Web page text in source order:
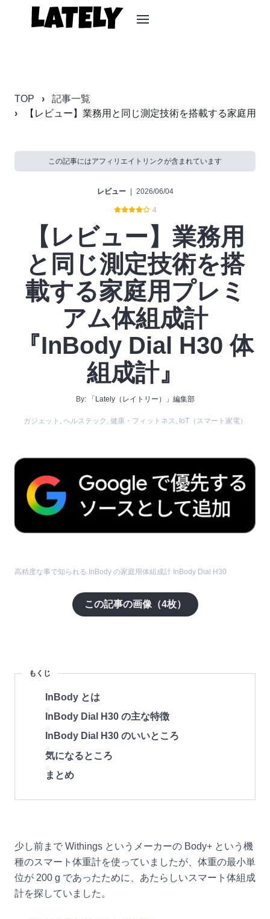
TOP
記事一覧
【レビュー】業務用と同じ測定技術を搭載する家庭用
この記事にはアフィリエイトリンクが含まれています
レビュー 2026/06/04
4
【レビュー】業務用
と同じ測定技術を搭
載する家庭用プレミ
アム体組成計
『InBody Dial H30 体
組成計』
By: 「Lately（レイトリー）」編集部
ガジェット , ヘルステック , 健康・フィットネス , IoT（スマート家電）
高精度な事で知られる InBody の家庭用体組成計 InBody Dial H30
この記事の画像（4枚）
もくじ
InBody とは
InBody Dial H30 の主な特徴
InBody Dial H30 のいいところ
気になるところ
まとめ
少し前まで Withings というメーカーの Body+ という機
種のスマート体重計を使っていましたが、体重の最小単
位が 200 g であったために、あたらしいスマート体組成
計を探していました。